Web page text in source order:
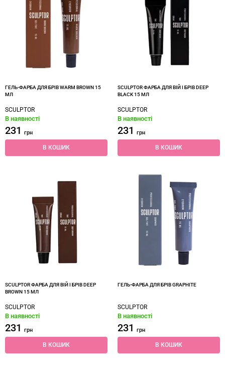
ГЕЛЬ-ФАРБА ДЛЯ БРІВ WARM BROWN 15
МЛ
SCULPTOR
В наявності
231 грн
В КОШИК
SCULPTOR ФАРБА ДЛЯ ВІЙ І БРІВ DEEP
BLACK 15 МЛ
SCULPTOR
В наявності
231 грн
В КОШИК
SCULPTOR ФАРБА ДЛЯ ВІЙ І БРІВ DEEP
BROWN 15 МЛ
SCULPTOR
В наявності
231 грн
В КОШИК
ГЕЛЬ-ФАРБА ДЛЯ БРІВ GRAPHITE
SCULPTOR
В наявності
231 грн
В КОШИК